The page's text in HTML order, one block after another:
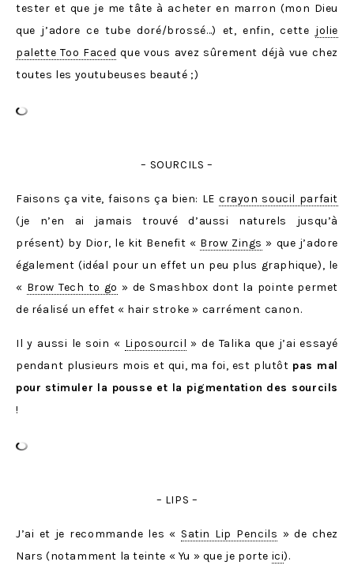
tester et que je me tâte à acheter en marron (mon Dieu
que j’adore ce tube doré/brossé…) et, enfin, cette jolie
palette Too Faced que vous avez sûrement déjà vue chez
toutes les youtubeuses beauté ;)
– SOURCILS –
Faisons ça vite, faisons ça bien: LE crayon soucil parfait
(je n’en ai jamais trouvé d’aussi naturels jusqu’à
présent) by Dior, le kit Benefit « Brow Zings » que j’adore
également (idéal pour un effet un peu plus graphique), le
« Brow Tech to go » de Smashbox dont la pointe permet
de réalisé un effet « hair stroke » carrément canon.
Il y aussi le soin « Liposourcil » de Talika que j’ai essayé
pendant plusieurs mois et qui, ma foi, est plutôt pas mal
pour stimuler la pousse et la pigmentation des sourcils
!
– LIPS –
J’ai et je recommande les « Satin Lip Pencils » de chez
Nars (notamment la teinte « Yu » que je porte ici).